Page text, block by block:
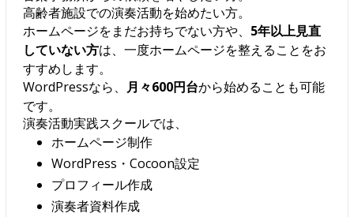
高齢者施設での演奏活動を始めたい方。
ホームページをまだお持ちでない方や、 5年以上見直
していない方は、一度ホームページを整えることをお
すすめします。
WordPressなら、 月々600円台から始めることも可能
です。
演奏活動実践スクールでは、
ホームページ制作
WordPress・Cocoon設定
プロフィール作成
演奏者資料作成